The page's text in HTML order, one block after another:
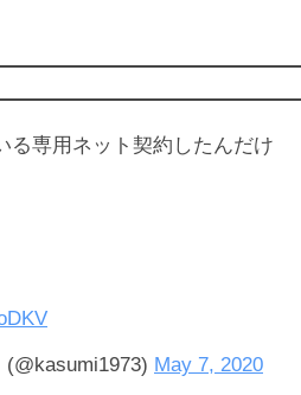
る専用ネット契約したんだけ
May 7, 2020